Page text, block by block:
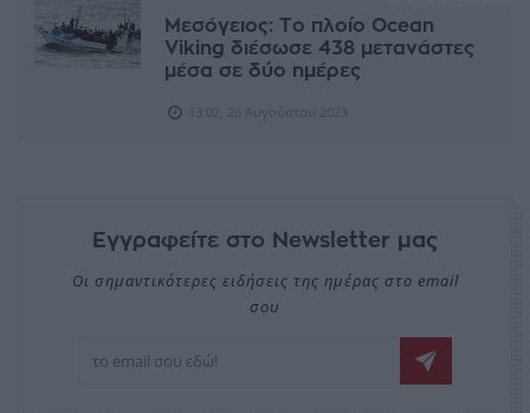
Μεσόγειος: Το πλοίο Ocean
Viking διέσωσε 438 μετανάστες
μέσα σε δύο ημέρες
Εγγραφείτε στο Newsletter μας
Οι σημαντικότερες ειδήσεις της ημέρας στο email
σου